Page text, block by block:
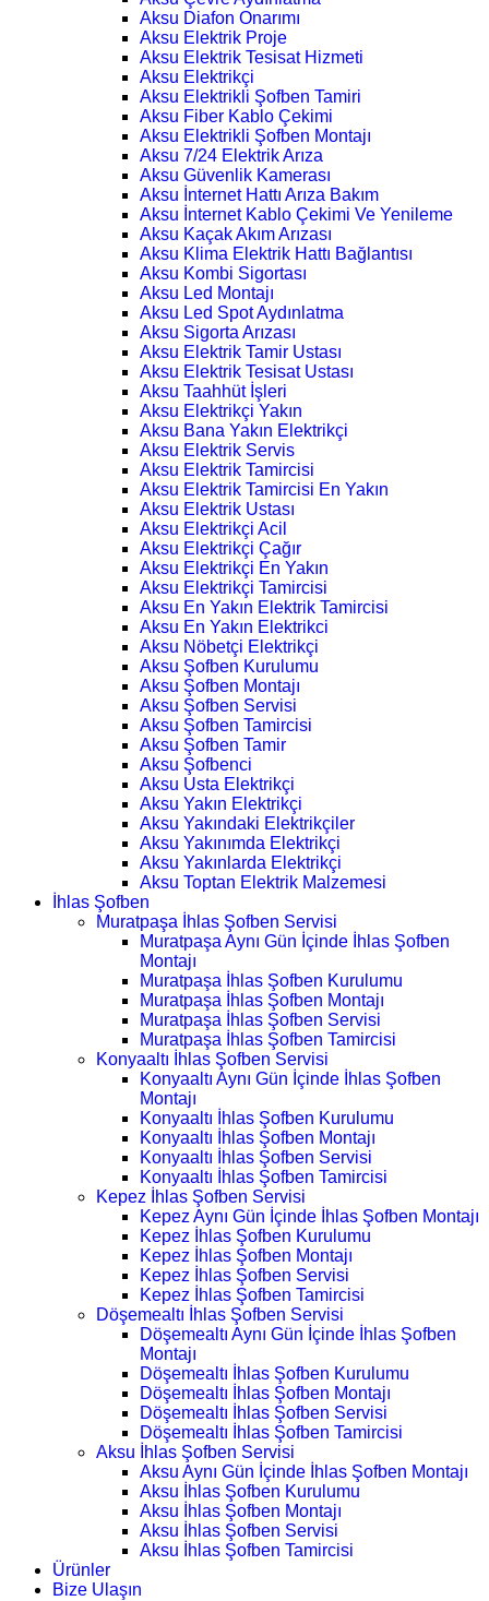
Aksu Diafon Onarımı
Aksu Elektrik Proje
Aksu Elektrik Tesisat Hizmeti
Aksu Elektrikçi
Aksu Elektrikli Şofben Tamiri
Aksu Fiber Kablo Çekimi
Aksu Elektrikli Şofben Montajı
Aksu 7/24 Elektrik Arıza
Aksu Güvenlik Kamerası
Aksu İnternet Hattı Arıza Bakım
Aksu İnternet Kablo Çekimi Ve Yenileme
Aksu Kaçak Akım Arızası
Aksu Klima Elektrik Hattı Bağlantısı
Aksu Kombi Sigortası
Aksu Led Montajı
Aksu Led Spot Aydınlatma
Aksu Sigorta Arızası
Aksu Elektrik Tamir Ustası
Aksu Elektrik Tesisat Ustası
Aksu Taahhüt İşleri
Aksu Elektrikçi Yakın
Aksu Bana Yakın Elektrikçi
Aksu Elektrik Servis
Aksu Elektrik Tamircisi
Aksu Elektrik Tamircisi En Yakın
Aksu Elektrik Ustası
Aksu Elektrikçi Acil
Aksu Elektrikçi Çağır
Aksu Elektrikçi En Yakın
Aksu Elektrikçi Tamircisi
Aksu En Yakın Elektrik Tamircisi
Aksu En Yakın Elektrikci
Aksu Nöbetçi Elektrikçi
Aksu Şofben Kurulumu
Aksu Şofben Montajı
Aksu Şofben Servisi
Aksu Şofben Tamircisi
Aksu Şofben Tamir
Aksu Şofbenci
Aksu Usta Elektrikçi
Aksu Yakın Elektrikçi
Aksu Yakındaki Elektrikçiler
Aksu Yakınımda Elektrikçi
Aksu Yakınlarda Elektrikçi
Aksu Toptan Elektrik Malzemesi
İhlas Şofben
Muratpaşa İhlas Şofben Servisi
Muratpaşa Aynı Gün İçinde İhlas Şofben
Montajı
Muratpaşa İhlas Şofben Kurulumu
Muratpaşa İhlas Şofben Montajı
Muratpaşa İhlas Şofben Servisi
Muratpaşa İhlas Şofben Tamircisi
Konyaaltı İhlas Şofben Servisi
Konyaaltı Aynı Gün İçinde İhlas Şofben
Montajı
Konyaaltı İhlas Şofben Kurulumu
Konyaaltı İhlas Şofben Montajı
Konyaaltı İhlas Şofben Servisi
Konyaaltı İhlas Şofben Tamircisi
Kepez İhlas Şofben Servisi
Kepez Aynı Gün İçinde İhlas Şofben Montajı
Kepez İhlas Şofben Kurulumu
Kepez İhlas Şofben Montajı
Kepez İhlas Şofben Servisi
Kepez İhlas Şofben Tamircisi
Döşemealtı İhlas Şofben Servisi
Döşemealtı Aynı Gün İçinde İhlas Şofben
Montajı
Döşemealtı İhlas Şofben Kurulumu
Döşemealtı İhlas Şofben Montajı
Döşemealtı İhlas Şofben Servisi
Döşemealtı İhlas Şofben Tamircisi
Aksu İhlas Şofben Servisi
Aksu Aynı Gün İçinde İhlas Şofben Montajı
Aksu İhlas Şofben Kurulumu
Aksu İhlas Şofben Montajı
Aksu İhlas Şofben Servisi
Aksu İhlas Şofben Tamircisi
Ürünler
Bize Ulaşın